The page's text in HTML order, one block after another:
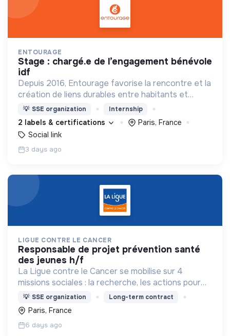
ENTOURAGE
stage : chargé.e de l’engagement bénévole
idf
Depuis 2016, Entourage favorise la rencontre et la
création de liens durables entre habitants et
personnes en précarité.
💡 SSE organization Internship
2 labels & certifications
Paris, France
Social link
3 days ago
LIGUE CONTRE LE CANCER
responsable de projet prévention santé
des jeunes h/f
La Ligue contre le Cancer se mobilise sur 4
missions sociales : la recherche, les actions pour
les personnes malades, la prévention & promotion
du dépistage et l'étude & observatoire.
💡 SSE organization Long-term contract
Paris, France
6 days ago